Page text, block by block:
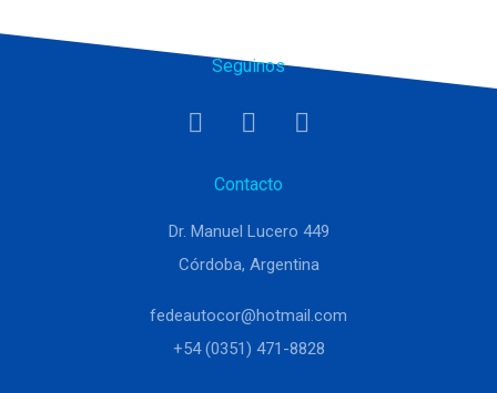
Seguinos
Contacto
Dr. Manuel Lucero 449
Córdoba, Argentina
fedeautocor@hotmail.com
+54 (0351) 471-8828